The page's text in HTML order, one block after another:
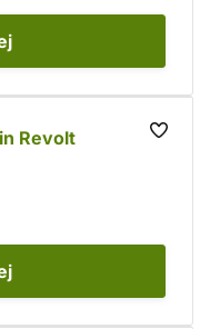
Revolt